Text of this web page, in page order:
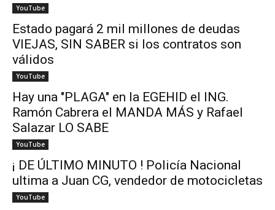
YouTube
Estado pagará 2 mil millones de deudas
VIEJAS, SIN SABER si los contratos son
válidos
YouTube
Hay una "PLAGA" en la EGEHID el ING.
Ramón Cabrera el MANDA MÁS y Rafael
Salazar LO SABE
YouTube
¡ DE ÚLTIMO MINUTO ! Policía Nacional
ultima a Juan CG, vendedor de motocicletas
YouTube